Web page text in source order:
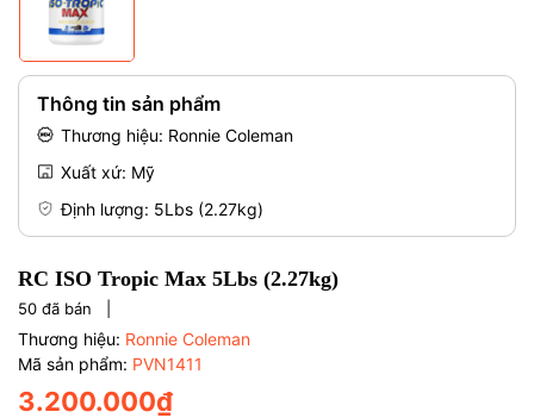
Thông tin sản phẩm
Thương hiệu: Ronnie Coleman
Xuất xứ: Mỹ
Định lượng: 5Lbs (2.27kg)
RC ISO Tropic Max 5Lbs (2.27kg)
50 đã bán |
Thương hiệu: Ronnie Coleman
Mã sản phẩm: PVN1411
3.200.000₫